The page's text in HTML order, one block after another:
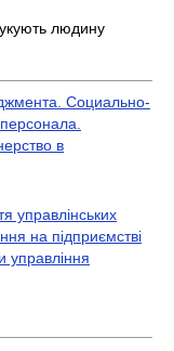
людину
Социально-
в
управлінських
на підприємстві
управління